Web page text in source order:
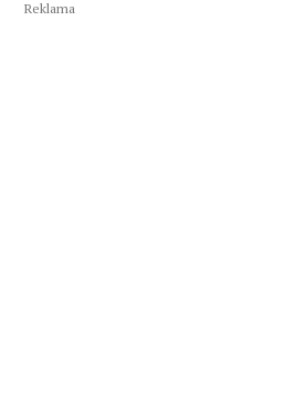
Reklama